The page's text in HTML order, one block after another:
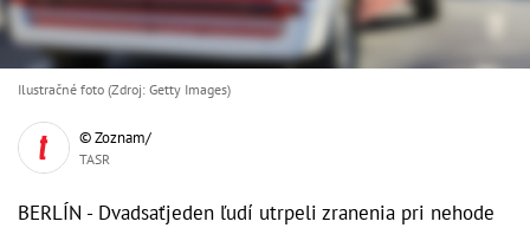
Ilustračné foto (Zdroj: Getty Images)
© Zoznam/
TASR
BERLÍN - Dvadsaťjeden ľudí utrpeli zranenia pri nehode